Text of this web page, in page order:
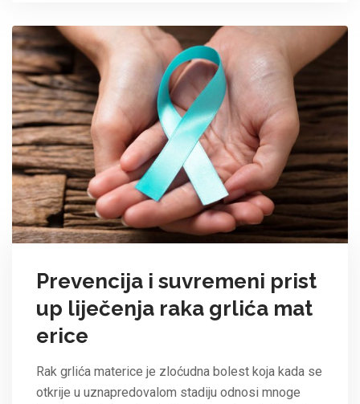
Prevencija i suvremeni prist
up liječenja raka grlića mat
erice
Rak grlića materice je zloćudna bolest koja kada se
otkrije u uznapredovalom stadiju odnosi mnoge